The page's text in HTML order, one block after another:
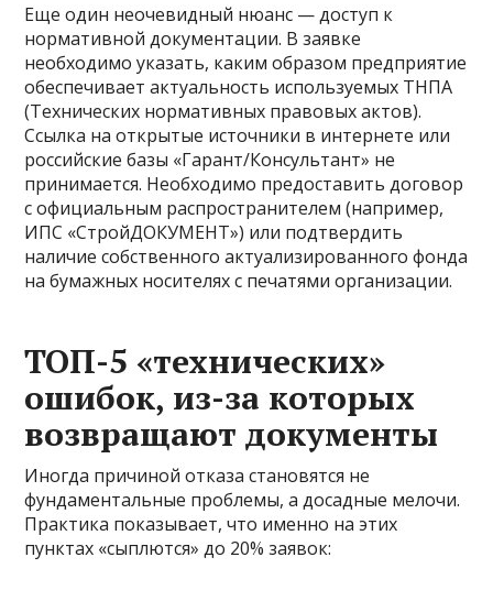
Еще один неочевидный нюанс — доступ к
нормативной документации. В заявке
необходимо указать, каким образом предприятие
обеспечивает актуальность используемых ТНПА
(Технических нормативных правовых актов).
Ссылка на открытые источники в интернете или
российские базы «Гарант/Консультант» не
принимается. Необходимо предоставить договор
с официальным распространителем (например,
ИПС «СтройДОКУМЕНТ») или подтвердить
наличие собственного актуализированного фонда
на бумажных носителях с печатями организации.
ТОП-5 «технических»
ошибок, из-за которых
возвращают документы
Иногда причиной отказа становятся не
фундаментальные проблемы, а досадные мелочи.
Практика показывает, что именно на этих
пунктах «сыплются» до 20% заявок: